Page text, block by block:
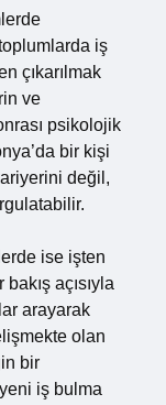
iş
çıkarılmak
ve
psikolojik
bir kişi
değil,
ise işten
açısıyla
arayarak
olan
bir
iş bulma